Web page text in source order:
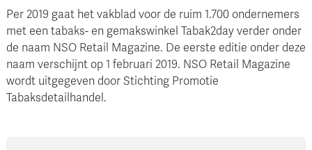
Per 2019 gaat het vakblad voor de ruim 1.700 ondernemers
met een tabaks- en gemakswinkel Tabak2day verder onder
de naam NSO Retail Magazine. De eerste editie onder deze
naam verschijnt op 1 februari 2019. NSO Retail Magazine
wordt uitgegeven door Stichting Promotie
Tabaksdetailhandel.